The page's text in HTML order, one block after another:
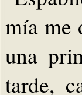
mía me
una
tarde,